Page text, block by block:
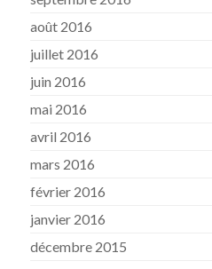
août 2016
juillet 2016
juin 2016
mai 2016
avril 2016
mars 2016
février 2016
janvier 2016
décembre 2015